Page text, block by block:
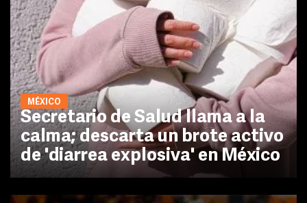
MÉXICO
Secretario de Salud llama a la
calma; descarta un brote activo
de 'diarrea explosiva' en México